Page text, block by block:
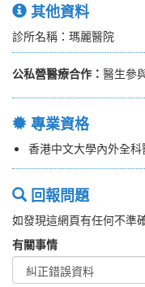
其他資料
診所名稱：瑪麗醫院
公私營醫療合作： 醫生參
專業資格
香港中文大學內外全
回報問題
如發現這網頁有任何不準
有關事情